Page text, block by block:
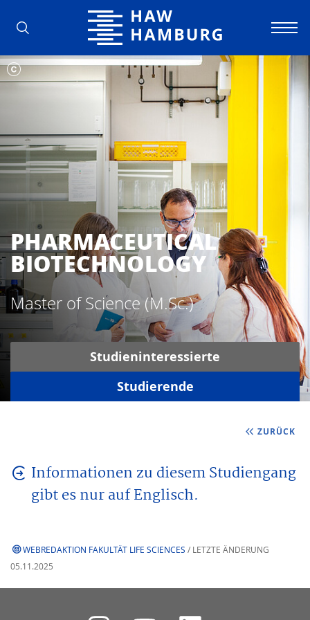
Hochschule für Angewandte
PHARMACEUTICAL
BIOTECHNOLOGY
Master of Science (M.Sc.)
Studieninteressierte
Studierende
ZURÜCK
Informationen zu diesem Studiengang
gibt es nur auf Englisch.
WEBREDAKTION FAKULTÄT LIFE SCIENCES / LETZTE ÄNDERUNG
05.11.2025